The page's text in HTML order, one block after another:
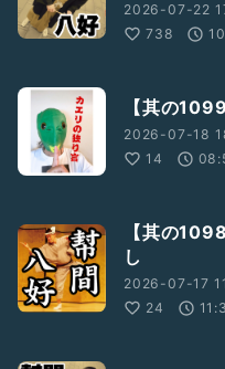
2026-07-22
738
【其の
2026-07-18
14
【其の
し
2026-07-17
24